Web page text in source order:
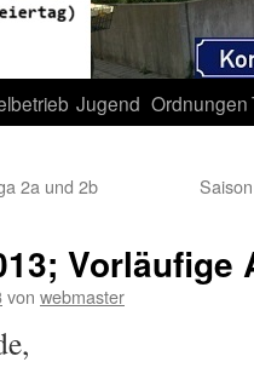
Jugend Ordnungen
2a und 2b
von webmaster